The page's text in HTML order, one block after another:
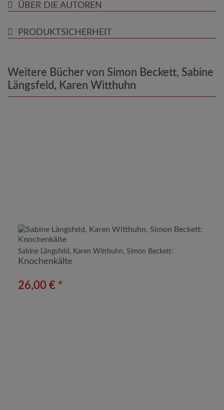
ÜBER DIE AUTOREN
PRODUKTSICHERHEIT
Weitere Bücher von Simon Beckett, Sabine
Längsfeld, Karen Witthuhn
Sabine Längsfeld, Karen Witthuhn, Simon Beckett:
Knochenkälte
26,00 € *